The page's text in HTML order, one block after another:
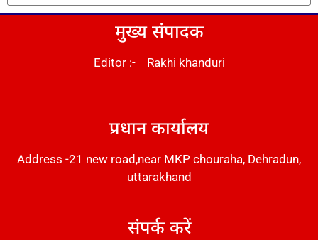
मुख्य संपादक
Editor :- Rakhi khanduri
प्रधान कार्यालय
Address -21 new road,near MKP chouraha, Dehradun,
uttarakhand
संपर्क करें